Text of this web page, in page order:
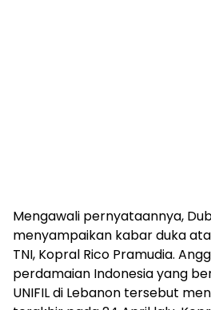
Mengawali pernyataannya,
menyampaikan kabar duka
TNI, Kopral Rico Pramudia.
perdamaian Indonesia yang
UNIFIL di Lebanon tersebut